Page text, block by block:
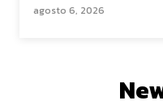
agosto 6, 2026